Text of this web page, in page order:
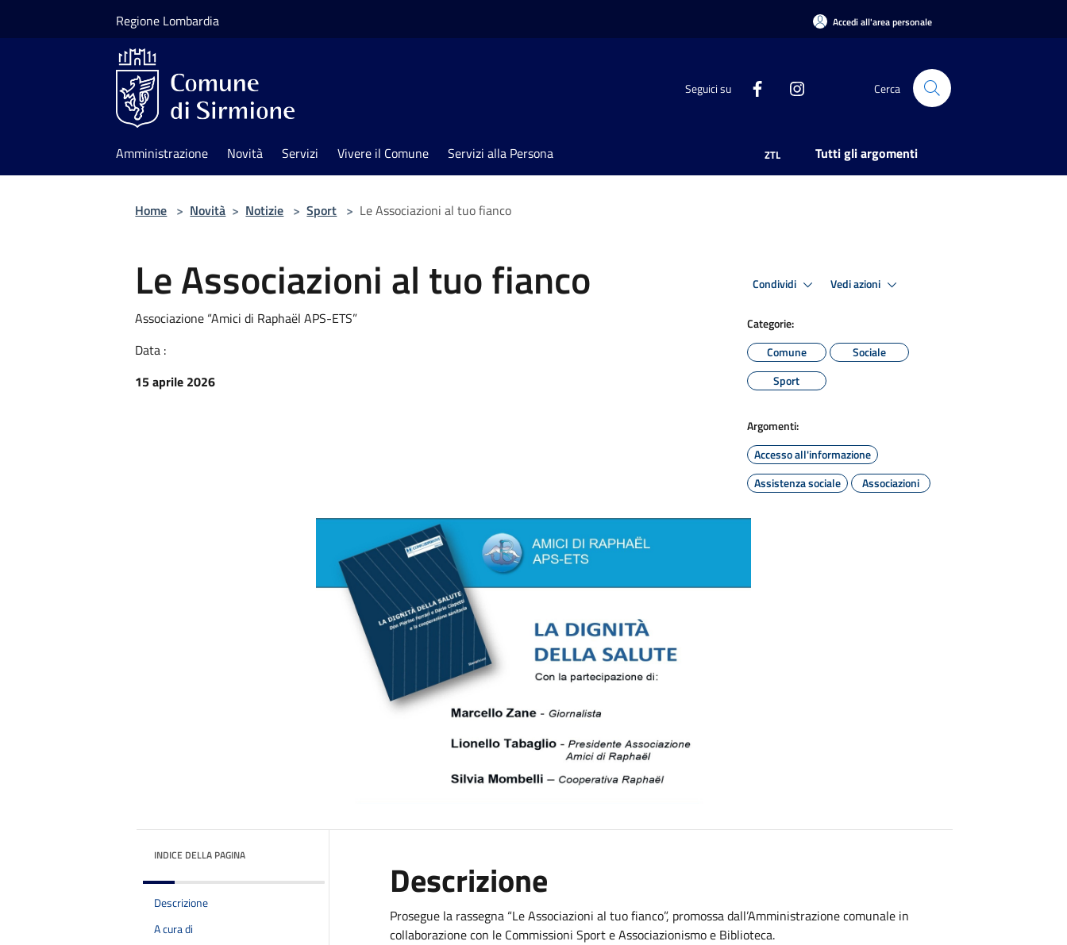
Regione Lombardia Accedi all'area personale
Seguici su Cerca
Amministrazione Novità Servizi Vivere il Comune Servizi alla Persona ZTL Tutti gli argomenti
Home > Novità > Notizie > Sport > Le Associazioni al tuo fianco
Le Associazioni al tuo fianco
Associazione “Amici di Raphaël APS-ETS”
Data :
15 aprile 2026
Condividi Vedi azioni
Categorie:
Comune
Sociale
Sport
Argomenti:
Accesso all'informazione
Assistenza sociale
Associazioni
INDICE DELLA PAGINA
Descrizione
A cura di
Descrizione
Prosegue la rassegna “Le Associazioni al tuo fianco”, promossa dall’Amministrazione comunale in
collaborazione con le Commissioni Sport e Associazionismo e Biblioteca.